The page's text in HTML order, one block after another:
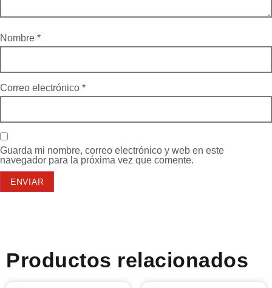
Nombre *
Correo electrónico *
Guarda mi nombre, correo electrónico y web en este
navegador para la próxima vez que comente.
Productos relacionados